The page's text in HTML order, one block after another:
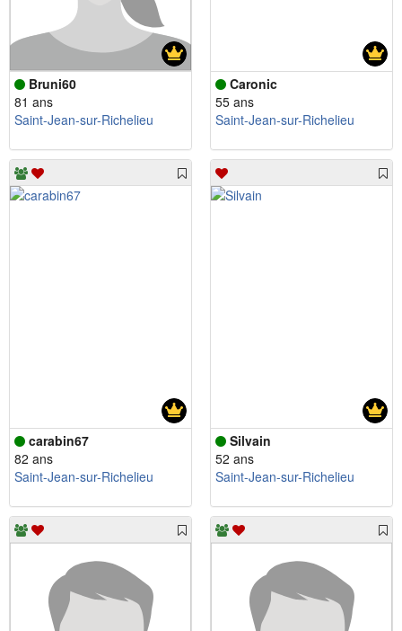
Bruni60
81 ans
Saint-Jean-sur-Richelieu
Caronic
55 ans
Saint-Jean-sur-Richelieu
carabin67
82 ans
Saint-Jean-sur-Richelieu
Silvain
52 ans
Saint-Jean-sur-Richelieu